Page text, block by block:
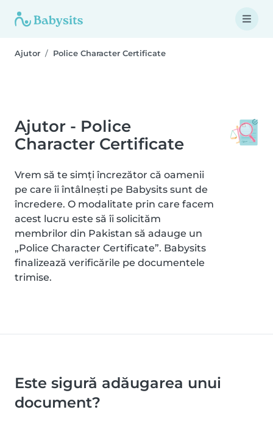
Ajutor Police Character Certificate
Ajutor - Police
Character Certificate
Vrem să te simți încrezător că oamenii
pe care îi întâlnești pe Babysits sunt de
încredere. O modalitate prin care facem
acest lucru este să îi solicităm
membrilor din Pakistan să adauge un
„Police Character Certificate”. Babysits
finalizează verificările pe documentele
trimise.
Este sigură adăugarea unui
document?